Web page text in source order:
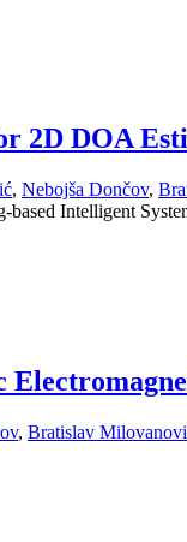
2D DOA
, Nebojša Dončov,
based Intelligent
, Bratislav